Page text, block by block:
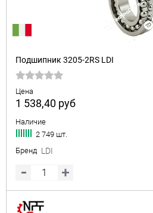
Подшипник 3205-2RS LDI
Цена
1 538,40 руб
Наличие
2 749 шт.
Бренд LDI